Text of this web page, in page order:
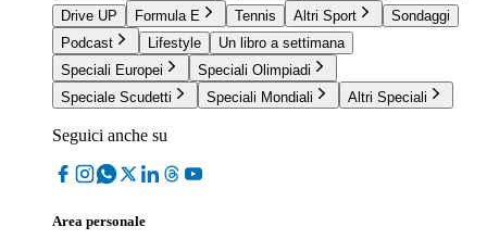
Drive UP
Formula E Tennis Altri Sport
Sondaggi
Podcast
Lifestyle
Un libro a settimana
Speciali Europei
Speciali Olimpiadi
Speciale Scudetti
Speciali Mondiali Altri Speciali
Seguici anche su
Area personale